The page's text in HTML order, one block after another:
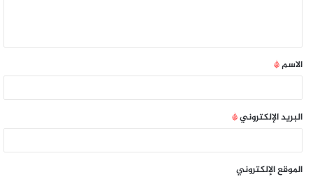
الاسم*
البريد الإلكتروني*
الموقع الإلكتروني